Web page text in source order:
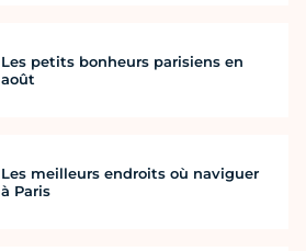
Les petits bonheurs parisiens en
août
Les meilleurs endroits où naviguer
à Paris